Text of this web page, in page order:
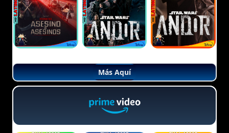
Más Aquí